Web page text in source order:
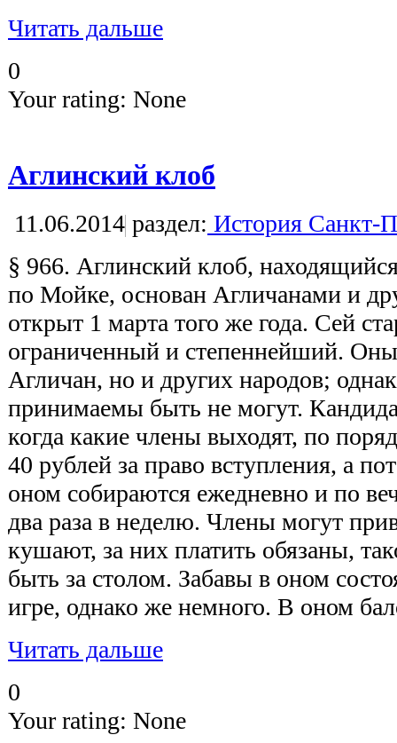
Читать дальше
0
Your rating: None
Аглинский клоб
11.06.2014 раздел: История Санкт-
§ 966. Аглинский клоб,
по Мойке, основан Агличанами и
открыт 1 марта того же года. Сей
ограниченный и степеннейший.
Агличан, но и других народов;
принимаемы быть не могут.
когда какие члены выходят, по
40 рублей за право вступления, а
оном собираются ежедневно и по
два раза в неделю. Члены могут
кушают, за них платить обязаны,
быть за столом. Забавы в оном
игре, однако же немного. В оном
Читать дальше
0
Your rating: None